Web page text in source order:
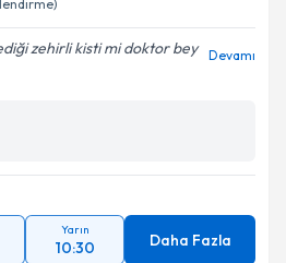
zehirli kisti mi doktor bey
Devamı
Yarın
10:30 Daha Fazla